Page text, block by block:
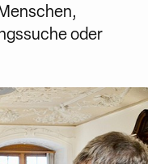
oder